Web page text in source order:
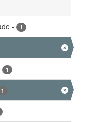
- 1
1
1